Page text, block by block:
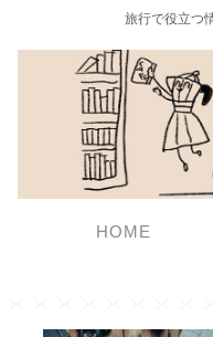
旅行で役立つ
HOME